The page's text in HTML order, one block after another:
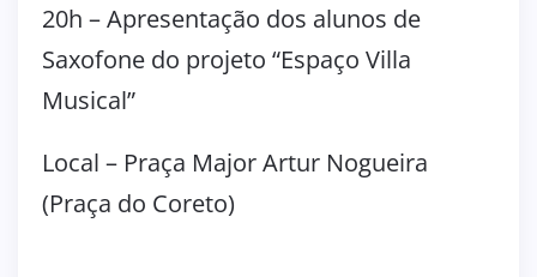
20h – Apresentação dos alunos de
Saxofone do projeto “Espaço Villa
Musical”
Local – Praça Major Artur Nogueira
(Praça do Coreto)